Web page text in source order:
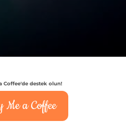
Coffee'de destek olun!
Me a Coffee